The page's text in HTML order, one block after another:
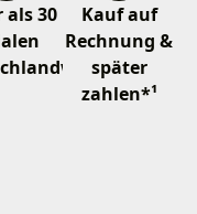
als 30
Kauf auf
Rechnung &
später
zahlen*¹